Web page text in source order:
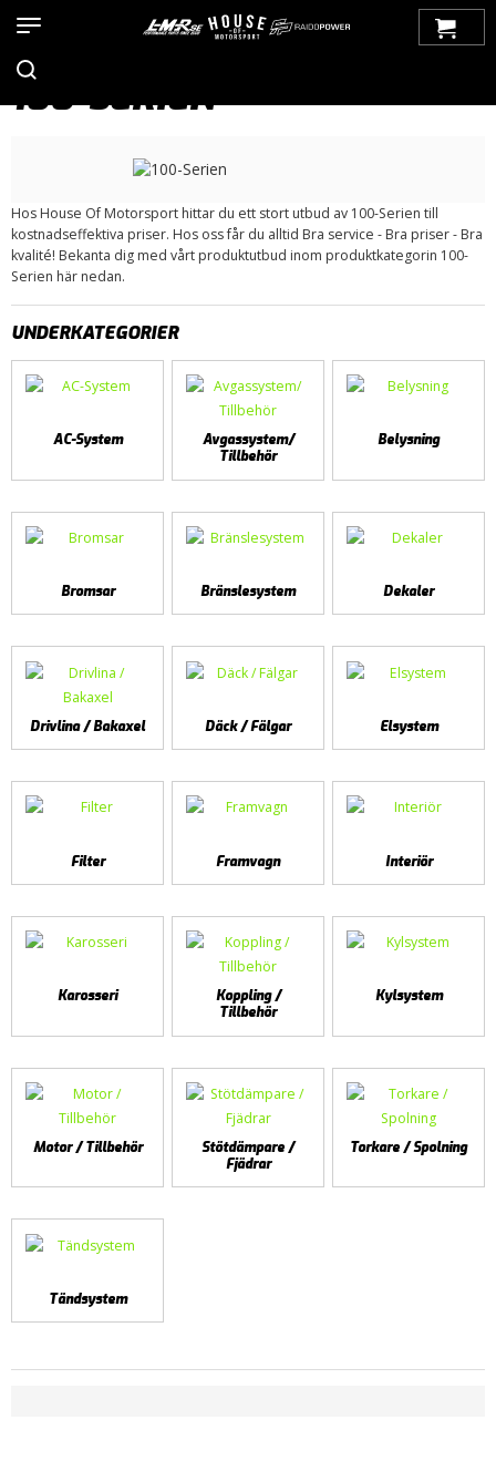
100-SERIEN
Hos House Of Motorsport hittar du ett stort utbud av 100-Serien till
kostnadseffektiva priser. Hos oss får du alltid Bra service - Bra priser - Bra
kvalité! Bekanta dig med vårt produktutbud inom produktkategorin 100-
Serien här nedan.
UNDERKATEGORIER
AC-System
Avgassystem/
Tillbehör
Belysning
Bromsar Bränslesystem Dekaler
Drivlina / Bakaxel Däck / Fälgar Elsystem
Filter Framvagn Interiör
Karosseri
Koppling /
Tillbehör
Kylsystem
Motor / Tillbehör
Stötdämpare /
Fjädrar
Torkare / Spolning
Tändsystem